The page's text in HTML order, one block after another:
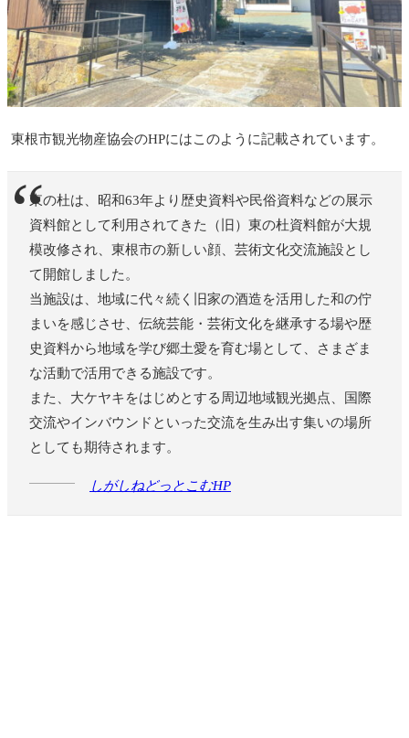
東根市観光物産協会のHPにはこのように記載されています。
東の杜は、昭和63年より歴史資料や民俗資料などの展示
資料館として利用されてきた（旧）東の杜資料館が大規
模改修され、東根市の新しい顔、芸術文化交流施設とし
て開館しました。
当施設は、地域に代々続く旧家の酒造を活用した和の佇
まいを感じさせ、伝統芸能・芸術文化を継承する場や歴
史資料から地域を学び郷土愛を育む場として、さまざま
な活動で活用できる施設です。
また、大ケヤキをはじめとする周辺地域観光拠点、国際
交流やインバウンドといった交流を生み出す集いの場所
としても期待されます。
しがしねどっとこむHP